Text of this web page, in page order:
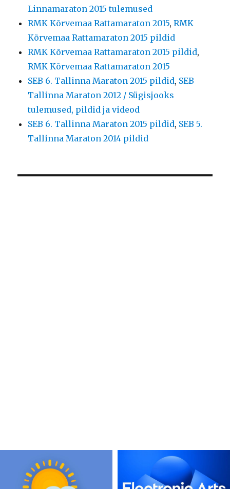
Linnamaraton 2015 tulemused
RMK Kõrvemaa Rattamaraton 2015,RMK
Kõrvemaa Rattamaraton 2015 pildid
RMK Kõrvemaa Rattamaraton 2015 pildid,
RMK Kõrvemaa Rattamaraton 2015
SEB 6. Tallinna Maraton 2015 pildid, SEB
Tallinna Maraton 2012 / Sügisjooks
tulemused, pildid ja videod
SEB 6. Tallinna Maraton 2015 pildid, SEB 5.
Tallinna Maraton 2014 pildid